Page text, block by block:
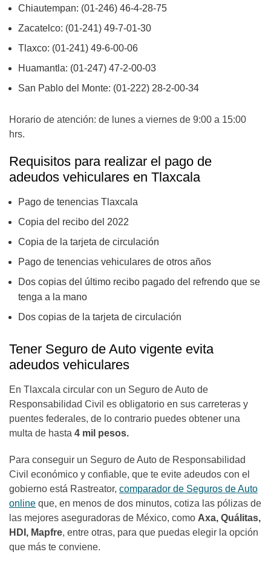
Chiautempan: (01-246) 46-4-28-75
Zacatelco: (01-241) 49-7-01-30
Tlaxco: (01-241) 49-6-00-06
Huamantla: (01-247) 47-2-00-03
San Pablo del Monte: (01-222) 28-2-00-34
Horario de atención: de lunes a viernes de 9:00 a 15:00
hrs.
Requisitos para realizar el pago de
adeudos vehiculares en Tlaxcala
Pago de tenencias Tlaxcala
Copia del recibo del 2022
Copia de la tarjeta de circulación
Pago de tenencias vehiculares de otros años
Dos copias del último recibo pagado del refrendo que se
tenga a la mano
Dos copias de la tarjeta de circulación
Tener Seguro de Auto vigente evita
adeudos vehiculares
En Tlaxcala circular con un Seguro de Auto de
Responsabilidad Civil es obligatorio en sus carreteras y
puentes federales, de lo contrario puedes obtener una
multa de hasta 4 mil pesos.
Para conseguir un Seguro de Auto de Responsabilidad
Civil económico y confiable, que te evite adeudos con el
gobierno está Rastreator, comparador de Seguros de Auto
online que, en menos de dos minutos, cotiza las pólizas de
las mejores aseguradoras de México, como Axa, Quálitas,
HDI, Mapfre, entre otras, para que puedas elegir la opción
que más te conviene.